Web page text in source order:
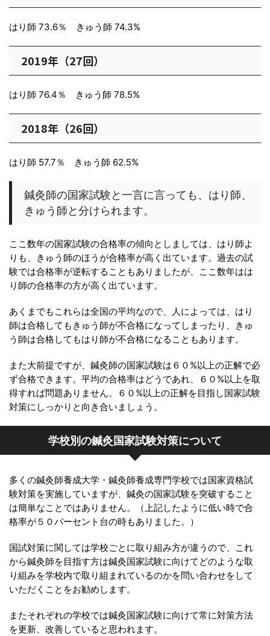
はり師 73.6％ きゅう師 74.3%
2019年（27回）
はり師 76.4％ きゅう師 78.5%
2018年（26回）
はり師 57.7％ きゅう師 62.5%
鍼灸師の国家試験と一言に言っても、はり師、
きゅう師と分けられます。
ここ数年の国家試験の合格率の傾向としましては、はり師よ
りも、きゅう師のほうが合格率が高く出ています。過去の試
験では合格率が逆転することもありましたが、ここ数年はは
り師の合格率の方が高く出ています。
あくまでもこれらは全国の平均なので、人によっては、はり
師は合格してもきゅう師が不合格になってしまったり、きゅ
う師は合格してもはり師が不合格になることもあります。
また大前提ですが、鍼灸師の国家試験は６０%以上の正解で必
ず合格できます。平均の合格率はどうであれ、６０%以上を取
得すれば問題ありません。６０%以上の正解を目指し国家試験
対策にしっかりと向き合いましょう。
学校別の鍼灸国家試験対策について
多くの鍼灸師養成大学・鍼灸師養成専門学校では国家資格試
験対策を実施していますが、鍼灸の国家試験を突破すること
は簡単なことではありません。（上記したように低い時で合
格率が５０パーセント台の時もありました。）
国試対策に関しては学校ごとに取り組み方が違うので、これ
から鍼灸師を目指す方は鍼灸国家試験に向けてどのような取
り組みを学校内で取り組まれているのかを問い合わせをして
いただくことをお勧めします。
またそれぞれの学校では鍼灸国家試験に向けて常に対策方法
を更新、改善していると思われます。